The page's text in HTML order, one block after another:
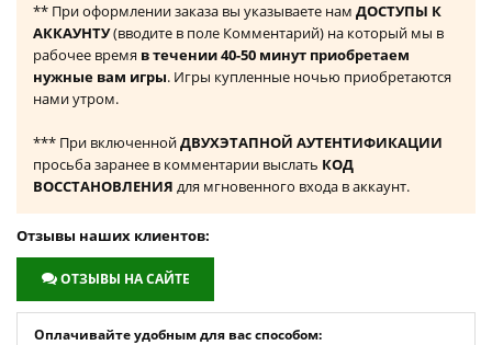
** При оформлении заказа вы указываете нам ДОСТУПЫ К
АККАУНТУ(вводите в поле Комментарий) на который мы в
рабочее время в течении 40-50 минут приобретаем
нужные вам игры. Игры купленные ночью приобретаются
нами утром.
*** При включеннойДВУХЭТАПНОЙ АУТЕНТИФИКАЦИИ
просьба заранее в комментарии выслать КОД
ВОССТАНОВЛЕНИЯ для мгновенного входа в аккаунт.
Отзывы наших клиентов:
ОТЗЫВЫ НА САЙТЕ
Оплачивайте удобным для вас способом: